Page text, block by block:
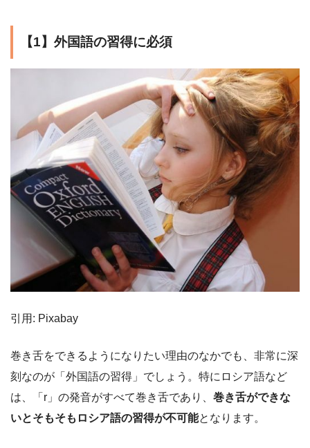
【1】外国語の習得に必須
引用: Pixabay
巻き舌をできるようになりたい理由のなかでも、非常に深
刻なのが「外国語の習得」でしょう。特にロシア語など
は、「r」の発音がすべて巻き舌であり、 巻き舌ができな
いとそもそもロシア語の習得が不可能となります。